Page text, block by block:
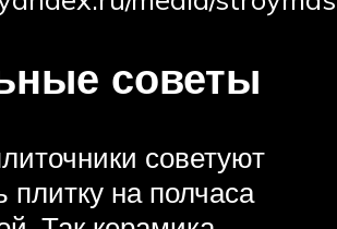
советы
советуют
плитку на полчаса